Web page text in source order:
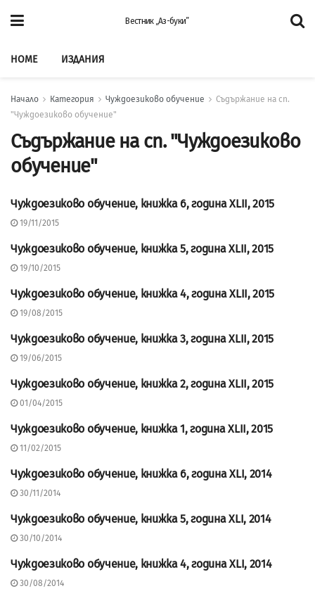
Вестник „Аз-буки”
HOME ИЗДАНИЯ
Начало Категория Чуждоезиково обучение
Съдържание на сп.
"Чуждоезиково обучение"
Съдържание на сп. "Чуждоезиково
обучение"
СЪДЪРЖАНИЕ НА СП.
Чуждоезиково обучение, книжка 6, година XLII, 2015
19/11/2015
СЪДЪРЖАНИЕ НА СП.
Чуждоезиково обучение, книжка 5, година XLII, 2015
19/10/2015
СЪДЪРЖАНИЕ НА СП.
Чуждоезиково обучение, книжка 4, година XLII, 2015
19/08/2015
СЪДЪРЖАНИЕ НА СП.
Чуждоезиково обучение, книжка 3, година XLII, 2015
19/06/2015
СЪДЪРЖАНИЕ НА СП.
Чуждоезиково обучение, книжка 2, година XLII, 2015
01/04/2015
СЪДЪРЖАНИЕ НА СП.
Чуждоезиково обучение, книжка 1, година XLII, 2015
11/02/2015
СЪДЪРЖАНИЕ НА СП.
Чуждоезиково обучение, книжка 6, година XLI, 2014
30/11/2014
СЪДЪРЖАНИЕ НА СП.
Чуждоезиково обучение, книжка 5, година XLI, 2014
30/10/2014
СЪДЪРЖАНИЕ НА СП.
Чуждоезиково обучение, книжка 4, година XLI, 2014
30/08/2014